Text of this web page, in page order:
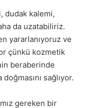
dudak kalemi,
da uzatabiliriz.
yararlanıyoruz ve
çünkü kozmetik
beraberinde
sağlıyor.
gereken bir